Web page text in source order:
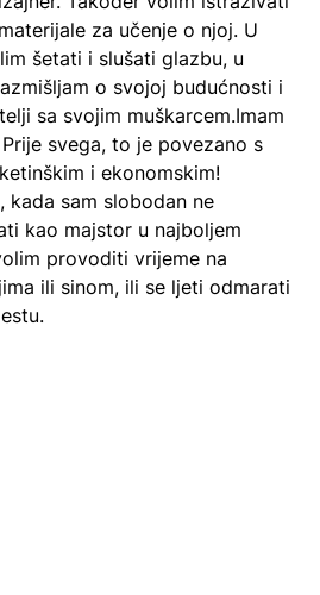
za učenje o njoj. U
šetati i slušati glazbu, u
o svojoj budućnosti i
sa svojim muškarcem.Imam
svega, to je povezano s
i ekonomskim!
kada sam slobodan ne
kao majstor u najboljem
provoditi vrijeme na
ili sinom, ili se ljeti odmarati